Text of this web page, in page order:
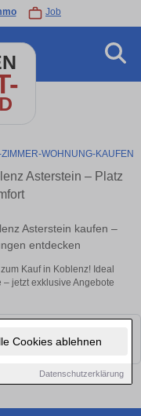
Cookies ablehnen
Datenschutzerklärung
Job
WOHNUNG-KAUFEN
Asterstein – Platz
Asterstein kaufen –
entdecken
Kauf in Koblenz! Ideal
jetzt exklusive Angebote
finden. Schauen Sie